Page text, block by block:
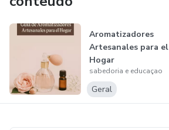
Aromatizadores
Artesanales para el
Hogar
sabedoria e educaçao
Geral